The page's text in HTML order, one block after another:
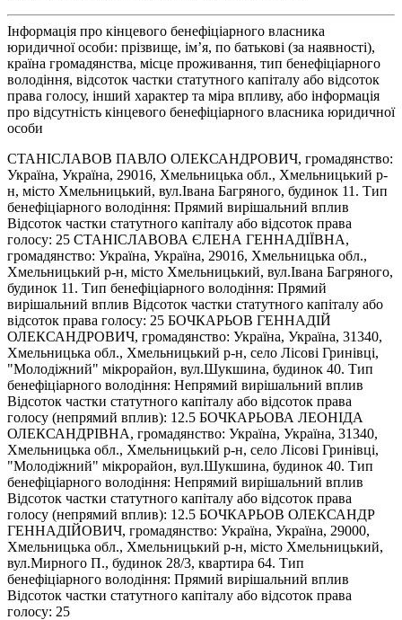
Інформація про кінцевого бенефіціарного власника
юридичної особи: прізвище, ім’я, по батькові (за наявності),
країна громадянства, місце проживання, тип бенефіціарного
володіння, відсоток частки статутного капіталу або відсоток
права голосу, інший характер та міра впливу, або інформація
про відсутність кінцевого бенефіціарного власника юридичної
особи
СТАНІСЛАВОВ ПАВЛО ОЛЕКСАНДРОВИЧ, громадянство:
Україна, Україна, 29016, Хмельницька обл., Хмельницький р-
н, місто Хмельницький, вул.Івана Багряного, будинок 11. Тип
бенефіціарного володіння: Прямий вирішальний вплив
Відсоток частки статутного капіталу або відсоток права
голосу: 25 СТАНІСЛАВОВА ЄЛЕНА ГЕННАДІЇВНА,
громадянство: Україна, Україна, 29016, Хмельницька обл.,
Хмельницький р-н, місто Хмельницький, вул.Івана Багряного,
будинок 11. Тип бенефіціарного володіння: Прямий
вирішальний вплив Відсоток частки статутного капіталу або
відсоток права голосу: 25 БОЧКАРЬОВ ГЕННАДІЙ
ОЛЕКСАНДРОВИЧ, громадянство: Україна, Україна, 31340,
Хмельницька обл., Хмельницький р-н, село Лісові Гринівці,
"Молодіжний" мікрорайон, вул.Шукшина, будинок 40. Тип
бенефіціарного володіння: Непрямий вирішальний вплив
Відсоток частки статутного капіталу або відсоток права
голосу (непрямий вплив): 12.5 БОЧКАРЬОВА ЛЕОНІДА
ОЛЕКСАНДРІВНА, громадянство: Україна, Україна, 31340,
Хмельницька обл., Хмельницький р-н, село Лісові Гринівці,
"Молодіжний" мікрорайон, вул.Шукшина, будинок 40. Тип
бенефіціарного володіння: Непрямий вирішальний вплив
Відсоток частки статутного капіталу або відсоток права
голосу (непрямий вплив): 12.5 БОЧКАРЬОВ ОЛЕКСАНДР
ГЕННАДІЙОВИЧ, громадянство: Україна, Україна, 29000,
Хмельницька обл., Хмельницький р-н, місто Хмельницький,
вул.Мирного П., будинок 28/3, квартира 64. Тип
бенефіціарного володіння: Прямий вирішальний вплив
Відсоток частки статутного капіталу або відсоток права
голосу: 25